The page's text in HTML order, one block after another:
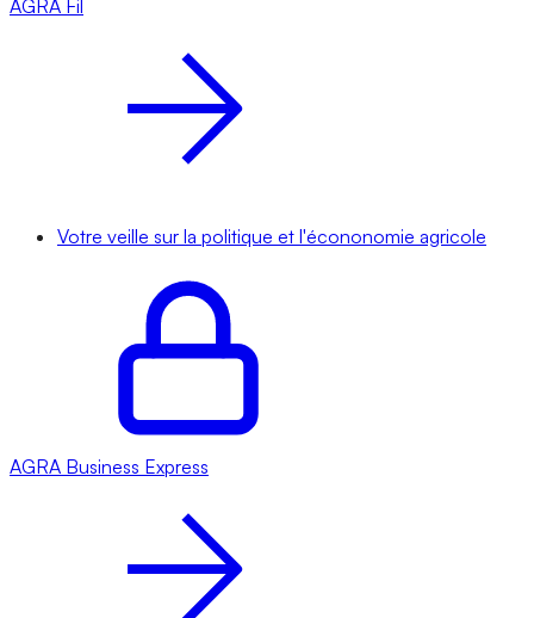
AGRA Fil
Votre veille sur la politique et l'écononomie agricole
AGRA Business Express